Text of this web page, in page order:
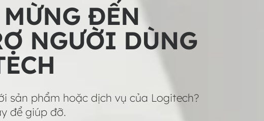
ĐẾN
NGƯỜI DÙNG
sản phẩm hoặc dịch vụ của Logitech?
để giúp đỡ.